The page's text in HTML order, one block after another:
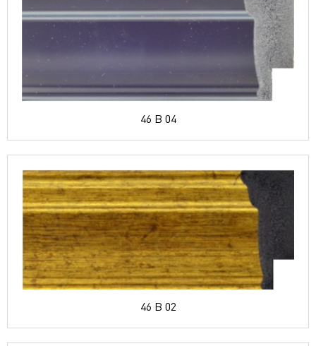
46 B 04
46 B 02